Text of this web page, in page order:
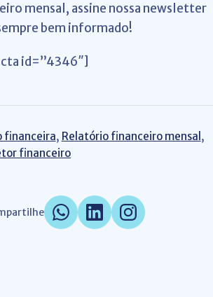
mensal, assine nossa newsletter
bem informado!
id=”4346″]
financeira, Relatório financeiro mensal ,
financeiro